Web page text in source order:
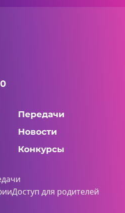
Передачи
Новости
Конкурсы
Доступ для родителей